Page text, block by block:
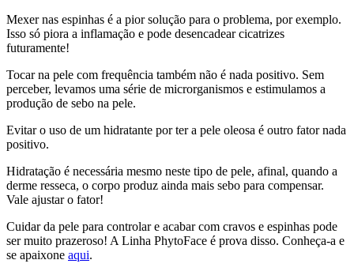
Mexer nas espinhas é a pior solução para o problema, por exemplo.
Isso só piora a inflamação e pode desencadear cicatrizes
futuramente!
Tocar na pele com frequência também não é nada positivo. Sem
perceber, levamos uma série de microrganismos e estimulamos a
produção de sebo na pele.
Evitar o uso de um hidratante por ter a pele oleosa é outro fator nada
positivo.
Hidratação é necessária mesmo neste tipo de pele, afinal, quando a
derme resseca, o corpo produz ainda mais sebo para compensar.
Vale ajustar o fator!
Cuidar da pele para controlar e acabar com cravos e espinhas pode
ser muito prazeroso! A Linha PhytoFace é prova disso. Conheça-a e
se apaixone aqui.